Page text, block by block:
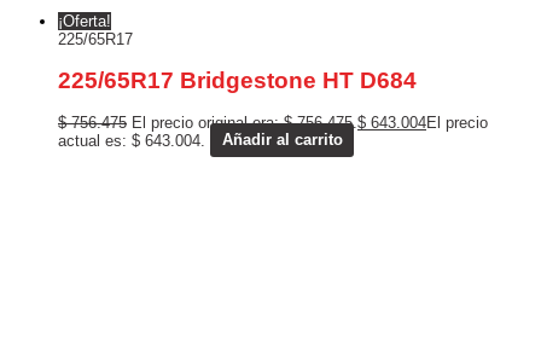
¡Oferta!
225/65R17
225/65R17 Bridgestone HT D684
$756.475 El precio original era: $ 756.475. $ 643.004El precio
actual es: $ 643.004.
Añadir al carrito